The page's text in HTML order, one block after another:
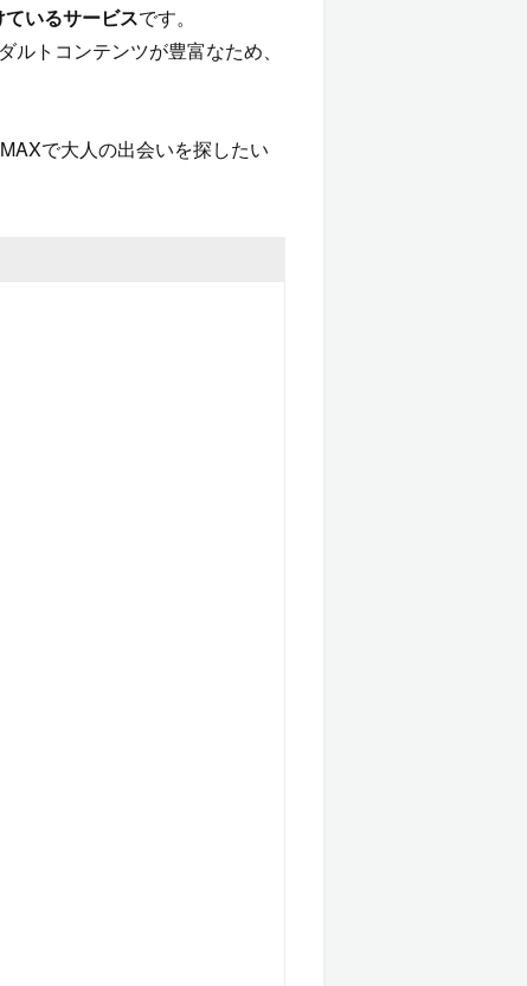
いるサービスです。
トコンテンツが豊富なため、
で大人の出会いを探したい